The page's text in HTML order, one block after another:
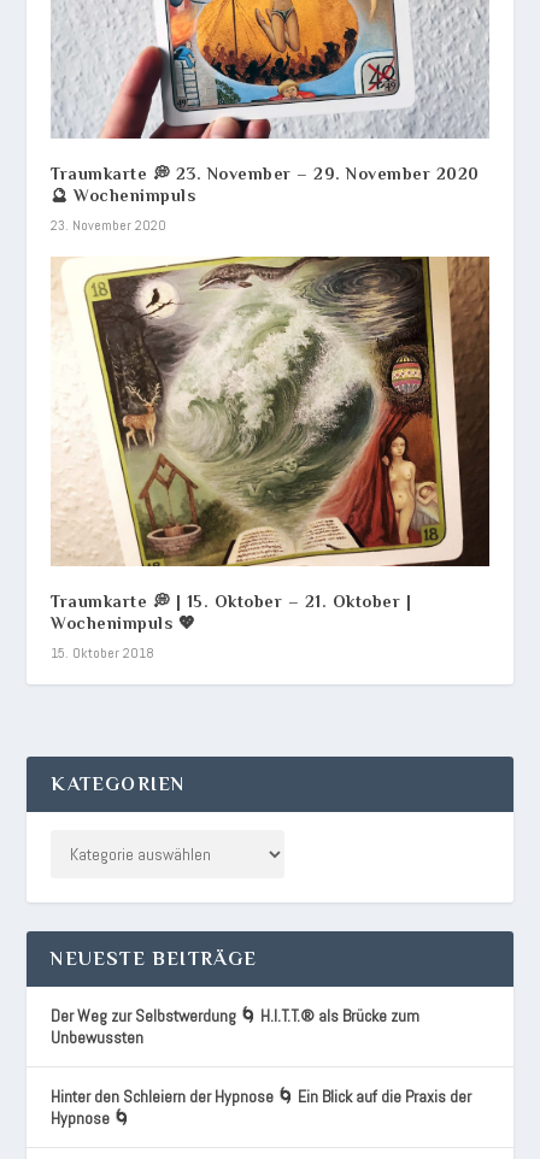
Traumkarte 💭 23. November – 29. November 2020
🔮 Wochenimpuls
23. November 2020
Traumkarte 💭 | 15. Oktober – 21. Oktober |
Wochenimpuls 💖
15. Oktober 2018
KATEGORIEN
NEUESTE BEITRÄGE
Der Weg zur Selbstwerdung 🌀 H.I.T.T.® als Brücke zum
Unbewussten
Hinter den Schleiern der Hypnose 🌀 Ein Blick auf die Praxis der
Hypnose 🌀